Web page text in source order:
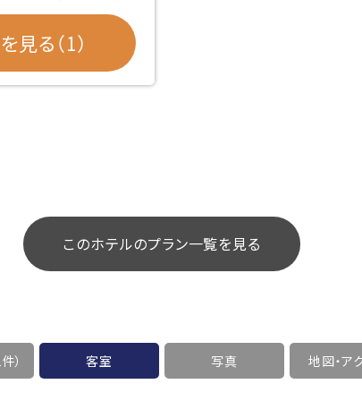
見る（1）
このホテルのプラン一覧を見る
） 客室 写真 地図・ア